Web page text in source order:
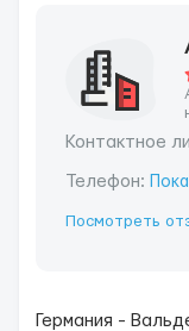
Контактное
Телефон:
Посмотреть
Германия -